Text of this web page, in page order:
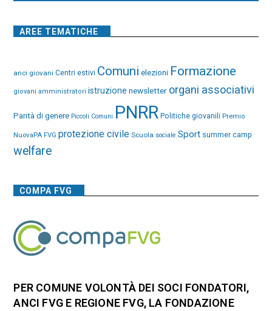
AREE TEMATICHE
anci giovani Centri estivi Comuni elezioni Formazione
giovani amministratori istruzione newsletter organi associativi
Parità di genere Piccoli Comuni PNRR Politiche giovanili Premio
NuovaPA FVG protezione civile Scuola sociale Sport summer camp
welfare
COMPA FVG
PER COMUNE VOLONTÀ DEI SOCI FONDATORI,
ANCI FVG E REGIONE FVG, LA FONDAZIONE